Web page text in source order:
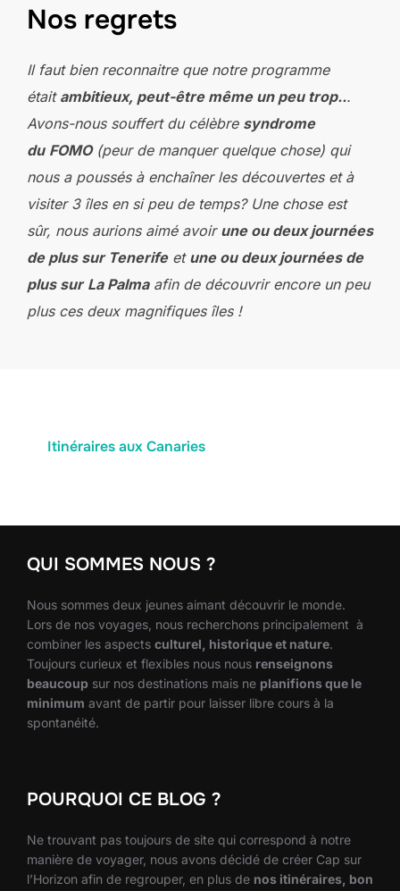
Nos regrets
Il faut bien reconnaitre que notre programme
était ambitieux, peut-être même un peu trop...
Avons-nous souffert du célèbre syndrome
du FOMO(peur de manquer quelque chose) qui
nous a poussés à enchaîner les découvertes et à
visiter 3 îles en si peu de temps? Une chose est
sûr, nous aurions aimé avoir une ou deux journées
de plus sur Tenerifeet une ou deux journées de
plus sur La Palmaafin de découvrir encore un peu
plus ces deux magnifiques îles !
Itinéraires aux Canaries
QUI SOMMES NOUS ?
Nous sommes deux jeunes aimant découvrir le monde.
Lors de nos voyages, nous recherchons principalement à
combiner les aspects culturel, historique et nature.
Toujours curieux et flexibles nous nous renseignons
beaucoup sur nos destinations mais ne planifions que le
minimum avant de partir pour laisser libre cours à la
spontanéité.
POURQUOI CE BLOG ?
Ne trouvant pas toujours de site qui correspond à notre
manière de voyager, nous avons décidé de créer Cap sur
l’Horizon afin de regrouper, en plus de nos itinéraires, bon